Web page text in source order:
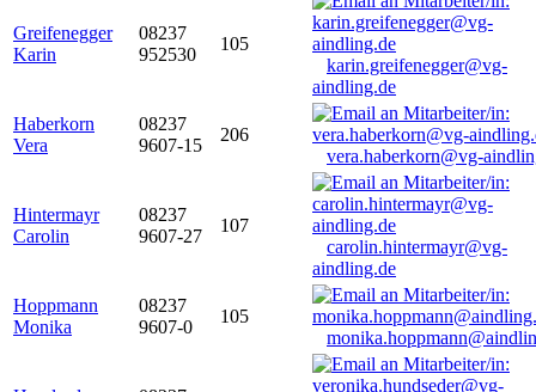
Greifenegger
Karin
08237
952530
105
karin.greifenegger@vg-
aindling.de
Haberkorn
Vera
08237
9607-15
206
vera.haberkorn@vg-
Hintermayr
Carolin
08237
9607-27
107
carolin.hintermayr@vg-
aindling.de
Hoppmann
Monika
08237
9607-0
105